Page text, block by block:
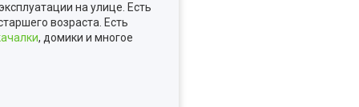
на улице. Есть
возраста. Есть
, домики и многое